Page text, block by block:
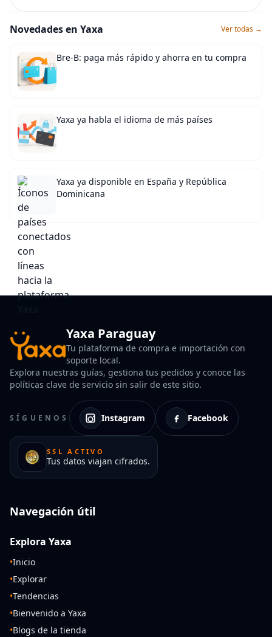
Novedades en Yaxa Ver todas →
Bre-B: paga más rápido y ahorra en tu compra
Yaxa ya habla el idioma de más países
Yaxa ya disponible en España y República
Dominicana
Yaxa Paraguay
Tu plataforma de compra e importación con
soporte local.
Explora nuestras guías, gestiona tus pedidos y conoce las
políticas clave de servicio sin salir de este sitio.
SÍGUENOS Instagram Facebook
SSL ACTIVO
Tus datos viajan cifrados.
Navegación útil
Explora Yaxa
•Inicio
•Explorar
•Tendencias
•Bienvenido a Yaxa
•Blogs de la tienda